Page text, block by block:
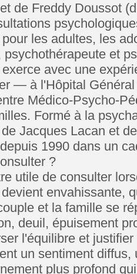
de Freddy Doussot
les adultes, les
psychothérapeute et
avec une
— à l'Hôpital
Médico-Psycho-
Formé à la
Jacques Lacan et
1990 dans un
?
utile de consulter
envahissante,
et la famille se
deuil, épuisement
l'équilibre et
un sentiment diffus,
plus profond